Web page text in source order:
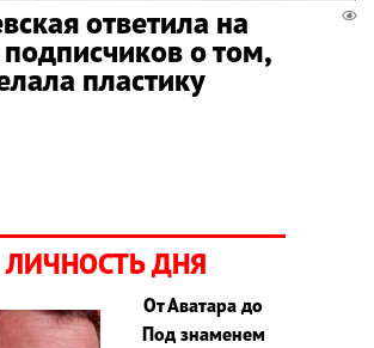
ответила на
о том,
пластику
ЛИЧНОСТЬ ДНЯ
От Аватара до
Под знаменем